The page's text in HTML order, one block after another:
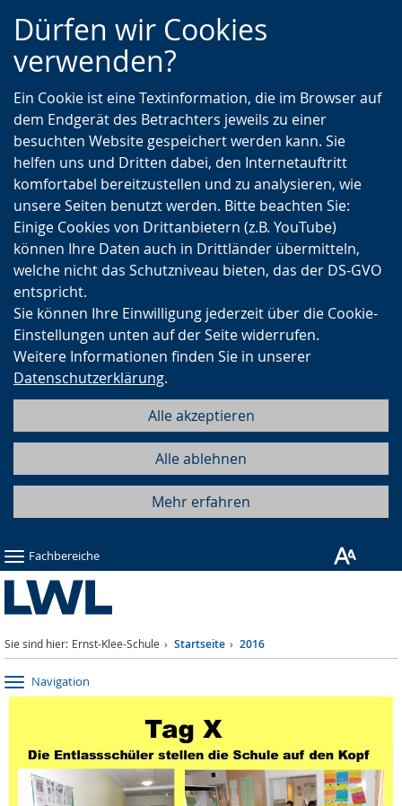
Zur
Hauptnavigation
Zur
Seitennavigation
Zum
Inhalt
Dürfen wir Cookies
verwenden?
Ein Cookie ist eine Textinformation, die im Browser auf
dem Endgerät des Betrachters jeweils zu einer
besuchten Website gespeichert werden kann. Sie
helfen uns und Dritten dabei, den Internetauftritt
komfortabel bereitzustellen und zu analysieren, wie
unsere Seiten benutzt werden. Bitte beachten Sie:
Einige Cookies von Drittanbietern (z.B. YouTube)
können Ihre Daten auch in Drittländer übermitteln,
welche nicht das Schutzniveau bieten, das der DS-GVO
entspricht.
Sie können Ihre Einwilligung jederzeit über die Cookie-
Einstellungen unten auf der Seite widerrufen.
Weitere Informationen finden Sie in unserer
Datenschutzerklärung.
Alle akzeptieren
Alle ablehnen
Mehr erfahren
Fachbereiche
Sie sind hier: Ernst-Klee-Schule Startseite 2016
Navigation